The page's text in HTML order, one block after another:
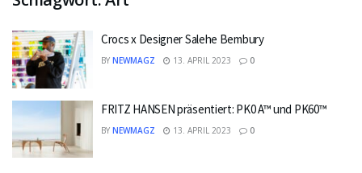
Crocs x Designer Salehe Bembury
BY NEWMAGZ 13. APRIL 2023 0
FRITZ HANSEN präsentiert: PK0 A™ und PK60™
BY NEWMAGZ 13. APRIL 2023 0